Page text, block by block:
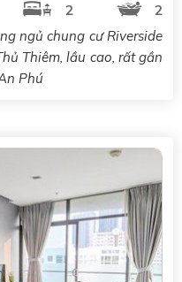
2
2
ngủ chung cư Riverside
Thiêm, lầu cao, rất gần
Phú